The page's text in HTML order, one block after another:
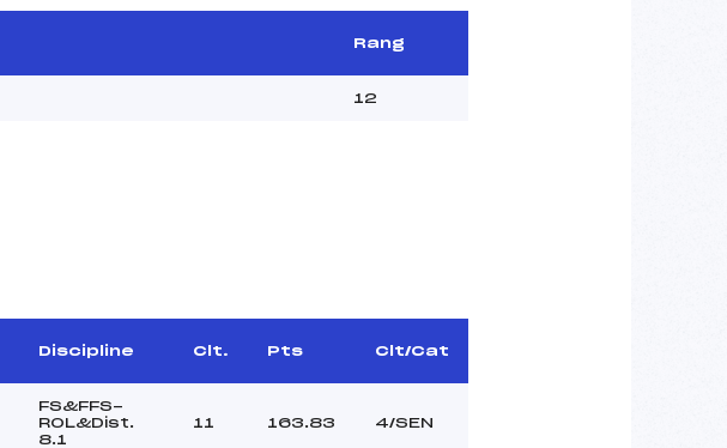
Rang
12
Discipline Clt. Pts Clt/Cat
FS&FFS-
ROL&Dist.
8.1
11 163.83 4/SEN